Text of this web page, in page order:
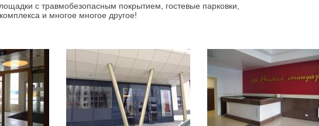
с травмобезопасным покрытием, гостевые парковки,
и многое многое другое!